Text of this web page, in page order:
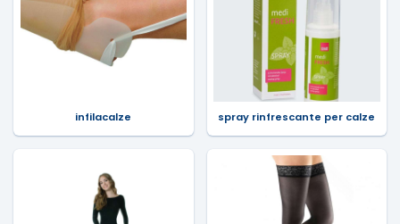
infilacalze spray rinfrescante per calze